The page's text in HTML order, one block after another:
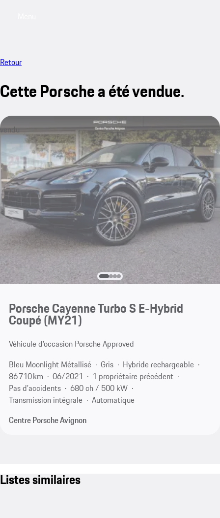
Retour
Cette Porsche a été vendue.
vendu
Porsche Cayenne Turbo S E-Hybrid
Coupé (MY21)
Véhicule d’occasion Porsche Approved
Bleu Moonlight Métallisé
Gris
Hybride rechargeable
86 710 km
06/2021
1 propriétaire précédent
Pas d'accidents
680 ch / 500 kW
Transmission intégrale
Automatique
Centre Porsche Avignon
Listes similaires